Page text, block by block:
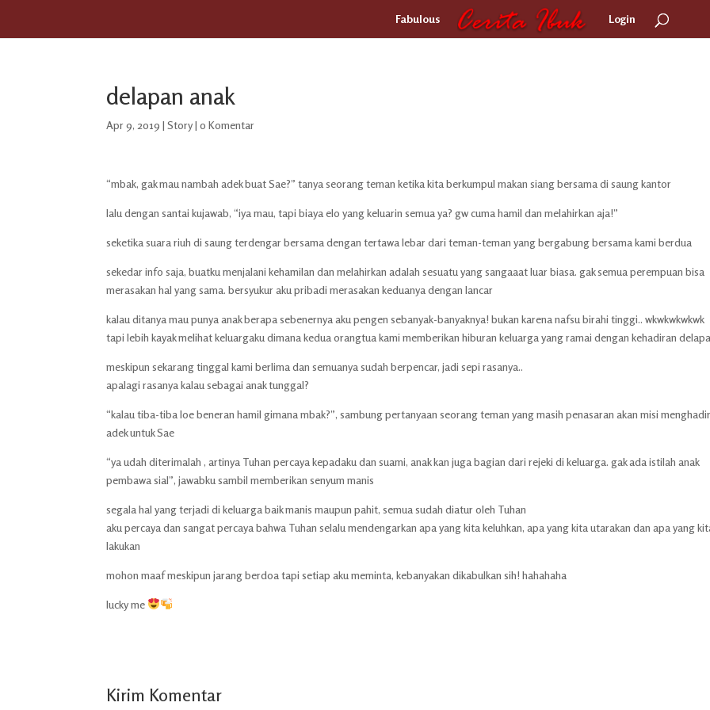
Fabulous Login
delapan anak
Apr 9, 2019 |Story|0 Komentar
“mbak, gak mau nambah adek buat Sae?” tanya seorang teman ketika kita berkumpul makan siang bersama di saung kantor
lalu dengan santai kujawab, “iya mau, tapi biaya elo yang keluarin semua ya? gw cuma hamil dan melahirkan aja!”
seketika suara riuh di saung terdengar bersama dengan tertawa lebar dari teman-teman yang bergabung bersama kami berdua
sekedar info saja, buatku menjalani kehamilan dan melahirkan adalah sesuatu yang sangaaat luar biasa. gak semua perempuan bisa
merasakan hal yang sama. bersyukur aku pribadi merasakan keduanya dengan lancar
kalau ditanya mau punya anak berapa sebenernya aku pengen sebanyak-banyaknya! bukan karena nafsu birahi tinggi.. wkwkwkwkwk
tapi lebih kayak melihat keluargaku dimana kedua orangtua kami memberikan hiburan keluarga yang ramai dengan kehadiran
meskipun sekarang tinggal kami berlima dan semuanya sudah berpencar, jadi sepi rasanya..
apalagi rasanya kalau sebagai anak tunggal?
“kalau tiba-tiba loe beneran hamil gimana mbak?”, sambung pertanyaan seorang teman yang masih penasaran akan misi
adek untuk Sae
“ya udah diterimalah , artinya Tuhan percaya kepadaku dan suami, anak kan juga bagian dari rejeki di keluarga. gak ada istilah anak
pembawa sial”, jawabku sambil memberikan senyum manis
segala hal yang terjadi di keluarga baik manis maupun pahit, semua sudah diatur oleh Tuhan
aku percaya dan sangat percaya bahwa Tuhan selalu mendengarkan apa yang kita keluhkan, apa yang kita utarakan dan apa yang
lakukan
mohon maaf meskipun jarang berdoa tapi setiap aku meminta, kebanyakan dikabulkan sih! hahahaha
lucky me
Kirim Komentar